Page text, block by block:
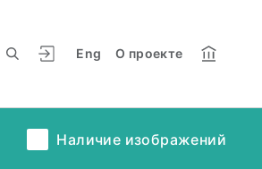
Eng О проекте
Наличие изображений